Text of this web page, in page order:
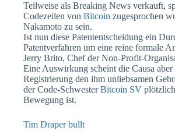
Teilweise als Breaking News verkauft,
Codezeilen von Bitcoin zugesprochen
Nakamoto zu sein.
Ist nun diese Patententscheidung ein
Patentverfahren um eine reine formale
Jerry Brito, Chef der Non-Profit-
Eine Auswirkung scheint die Causa
Registrierung den ihm unliebsamen
der Code-SchwesterBitcoin SV
Bewegung ist.
Tim Draper bullt